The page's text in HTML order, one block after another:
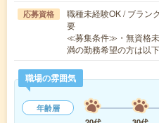
応募資格
職種未経験OK / ブラン
要
≪募集条件≫・無資格
満の勤務希望の方は以
職場の雰囲気
年齢層